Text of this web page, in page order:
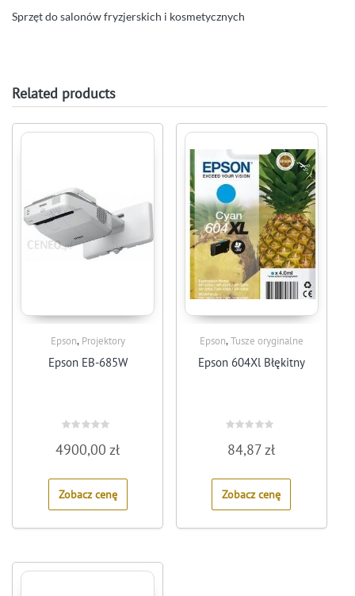
Sprzęt do salonów fryzjerskich i kosmetycznych
Related products
Epson, Projektory
Epson EB-685W
0
5
4900,00zł
Zobacz cenę
Epson,Tusze oryginalne
Epson 604Xl Błękitny
0
5
84,87zł
Zobacz cenę